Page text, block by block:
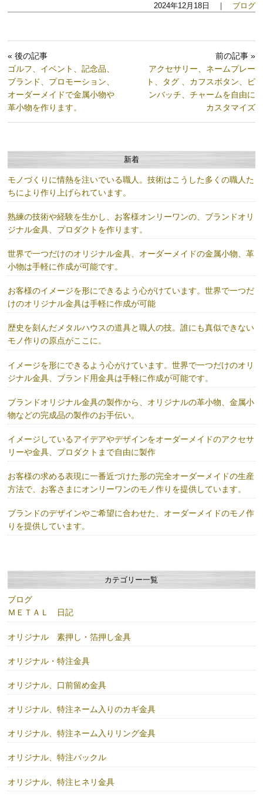
2024年12月18日 ｜ ブログ
« 後の記事
ゴルフ、イベント、記念品、
ブランド、プロモーション、
オーダーメイドで金属小物や
革小物を作ります。
前の記事 »
アクセサリー、ネームプレー
ト、タグ 、カフスボタン、ピ
ンバッチ、チャームを自由に
カスタマイズ
新着
モノづくりに情熱を注いでいる職人。技術はこうした多くの職人た
ちにより作り上げられています。
熟練の技術や経験を生かし、お客様オンリーワンの、ブランドオリ
ジナル金具、プロダクトを作ります。
世界で一つだけのオリジナル金具、オーダーメイドの金属小物、革
小物は手軽に作成が可能です。
お客様のイメージを形にできるよう心がけています。世界で一つだ
けのオリジナル金具は手軽に作成が可能
歴史を刻んだメタルハウスの道具と職人の技。誰にも真似できない
モノ作りの原点がここに。
イメージを形にできるよう心がけています。世界で一つだけのオリ
ジナル金具、ブランド用金具は手軽に作成が可能です。
ブランドオリジナル金具の製作から、オリジナルの革小物、金属小
物などの完成品の製作のお手伝い。
イメージしているアイデアやデザインをオーダーメイドのアクセサ
リーや金具、プロダクトまで自由に製作
お客様の求める表現に一番近づけた形の完全オーダーメイドの生産
方法で、お客さまにオンリーワンのモノ作りを提供しています。
ブランドのデザインやご希望に合わせた、オーダーメイドのモノ作
りを提供しています。
カテゴリー一覧
ブログ
ＭＥＴＡＬ 日記
オリジナル 素押し・箔押し金具
オリジナル・特注金具
オリジナル、口前留め金具
オリジナル、特注ネーム入りのカギ金具
オリジナル、特注ネーム入りリング金具
オリジナル、特注バックル
オリジナル、特注ヒネリ金具